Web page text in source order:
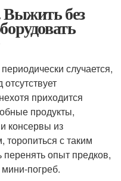
без
случается,
приходится
продукты,
консервы из
с таким
опыт предков,
погреб.